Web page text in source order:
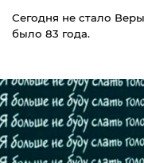
Сегодня не стало
было 83 года.